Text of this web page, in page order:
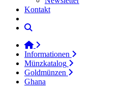
Kontakt
Informationen
Münzkatalog
Goldmünzen
Ghana